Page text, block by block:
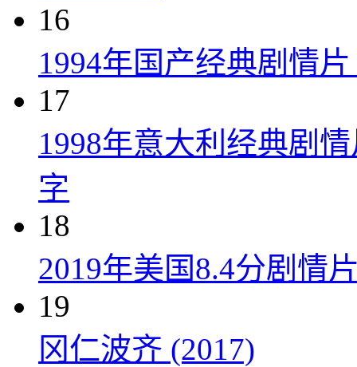
16
1994年国产经典剧情
17
1998年意大利经典剧
字
18
2019年美国8.4分剧情
19
冈仁波齐 (2017)